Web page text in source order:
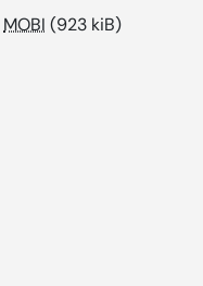
MOBI (923 kiB)